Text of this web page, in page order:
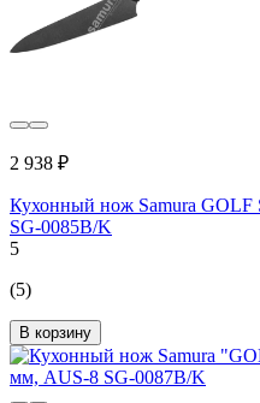
2 938 ₽
Кухонный нож Samura
SG-0085B/K
5
(5)
В корзину